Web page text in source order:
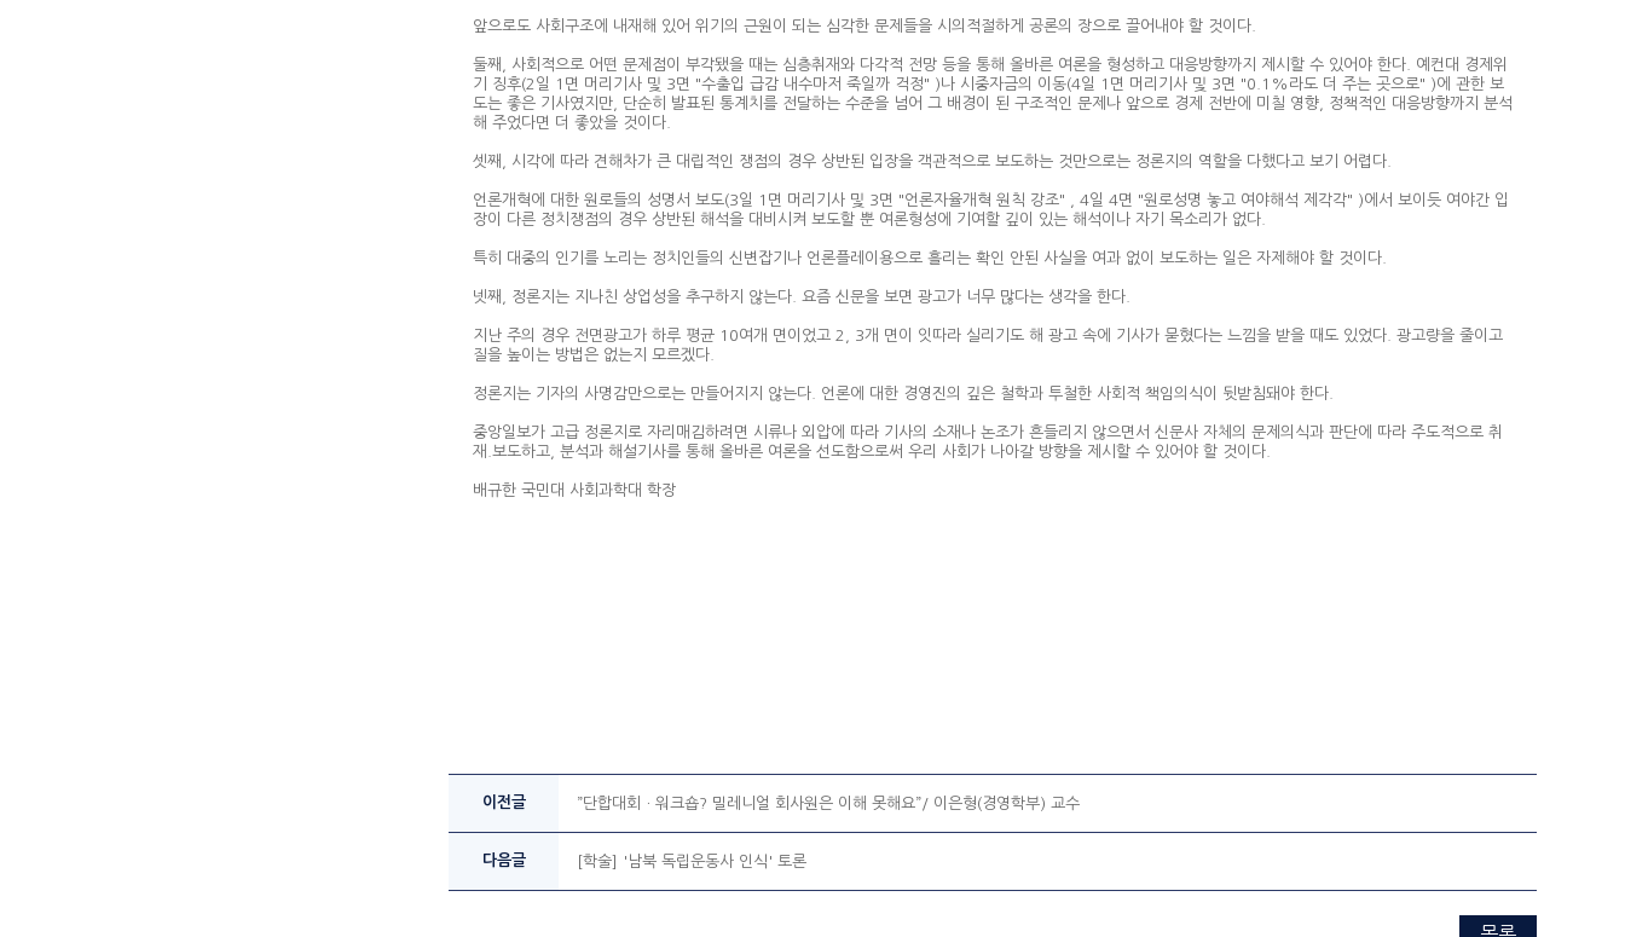
앞으로도 사회구조에 내재해 있어 위기의 근원이 되는 심각한 문제들을 시의적절하게 공론의 장으로 끌어내야 할 것이다.
둘째, 사회적으로 어떤 문제점이 부각됐을 때는 심층취재와 다각적 전망 등을 통해 올바른 여론을 형성하고 대응방향까지 제시할 수 있어야 한다. 예컨대 경제위
기 징후(2일 1면 머리기사 및 3면 "수출입 급감 내수마저 죽일까 걱정" )나 시중자금의 이동(4일 1면 머리기사 및 3면 "0.1%라도 더 주는 곳으로" )에 관한 보
도는 좋은 기사였지만, 단순히 발표된 통계치를 전달하는 수준을 넘어 그 배경이 된 구조적인 문제나 앞으로 경제 전반에 미칠 영향, 정책적인 대응방향까지 분석
해 주었다면 더 좋았을 것이다.
셋째, 시각에 따라 견해차가 큰 대립적인 쟁점의 경우 상반된 입장을 객관적으로 보도하는 것만으로는 정론지의 역할을 다했다고 보기 어렵다.
언론개혁에 대한 원로들의 성명서 보도(3일 1면 머리기사 및 3면 "언론자율개혁 원칙 강조" , 4일 4면 "원로성명 놓고 여야해석 제각각" )에서 보이듯 여야간 입
장이 다른 정치쟁점의 경우 상반된 해석을 대비시켜 보도할 뿐 여론형성에 기여할 깊이 있는 해석이나 자기 목소리가 없다.
특히 대중의 인기를 노리는 정치인들의 신변잡기나 언론플레이용으로 흘리는 확인 안된 사실을 여과 없이 보도하는 일은 자제해야 할 것이다.
넷째, 정론지는 지나친 상업성을 추구하지 않는다. 요즘 신문을 보면 광고가 너무 많다는 생각을 한다.
지난 주의 경우 전면광고가 하루 평균 10여개 면이었고 2, 3개 면이 잇따라 실리기도 해 광고 속에 기사가 묻혔다는 느낌을 받을 때도 있었다. 광고량을 줄이고
질을 높이는 방법은 없는지 모르겠다.
정론지는 기자의 사명감만으로는 만들어지지 않는다. 언론에 대한 경영진의 깊은 철학과 투철한 사회적 책임의식이 뒷받침돼야 한다.
중앙일보가 고급 정론지로 자리매김하려면 시류나 외압에 따라 기사의 소재나 논조가 흔들리지 않으면서 신문사 자체의 문제의식과 판단에 따라 주도적으로 취
재.보도하고, 분석과 해설기사를 통해 올바른 여론을 선도함으로써 우리 사회가 나아갈 방향을 제시할 수 있어야 할 것이다.
배규한 국민대 사회과학대 학장
이전글 ”단합대회ㆍ워크숍? 밀레니얼 회사원은 이해 못해요”/ 이은형(경영학부) 교수
다음글 [학술] '남북 독립운동사 인식' 토론